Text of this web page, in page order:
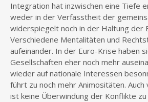
Integration hat inzwischen eine Tiefe
weder in der Verfasstheit der
widerspiegelt noch in der Haltung der
Verschiedene Mentalitäten und
aufeinander. In der Euro-Krise haben
Gesellschaften eher noch mehr
wieder auf nationale Interessen
führt zu noch mehr Animositäten.
ist keine Überwindung der Konflikte